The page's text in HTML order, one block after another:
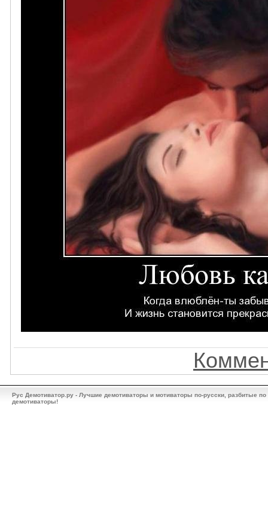
Рус Демотиватор.ру - Лучшие демотиваторы и мотиваторы по-русски, разбитые
демотиваторы!